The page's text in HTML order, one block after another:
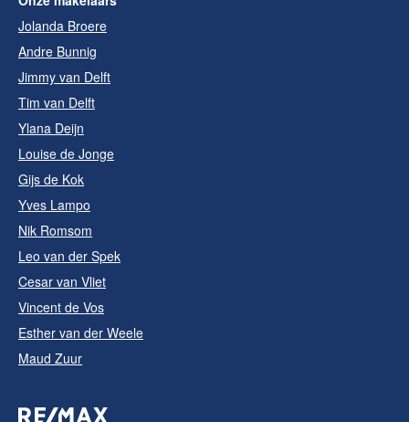
Jolanda Broere
Andre Bunnig
Jimmy van Delft
Tim van Delft
Ylana Deijn
Louise de Jonge
Gijs de Kok
Yves Lampo
Nik Romsom
Leo van der Spek
Cesar van Vliet
Vincent de Vos
Esther van der Weele
Maud Zuur